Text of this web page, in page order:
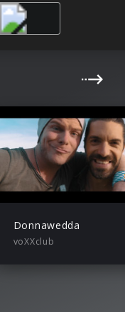
Donnawedda
voXXclub